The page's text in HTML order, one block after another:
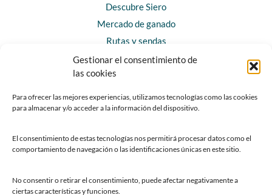
Gestionar el consentimiento de
las cookies
Para ofrecer las mejores experiencias, utilizamos tecnologías como las cookies
para almacenar y/o acceder a la información del dispositivo.
El consentimiento de estas tecnologías nos permitirá procesar datos como el
comportamiento de navegación o las identificaciones únicas en este sitio.
No consentir o retirar el consentimiento, puede afectar negativamente a
ciertas características y funciones.
Descubre Siero
Mercado de ganado
Rutas y sendas
Horarios y contacto
Teléfonos de interés
Chatbot Siero
SEDES ELECTRÓNICAS
Sede del Ayuntamiento de Siero